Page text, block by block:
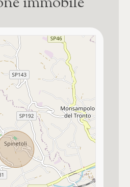
1920
attuale
al rogito
Est/Ovest
Balconi
5 mq
Cucina
Abitabile